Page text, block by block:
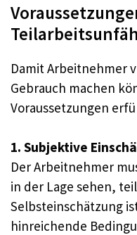
Damit Arbeitnehmer
Gebrauch machen
Voraussetzungen
1. Subjektive
Der Arbeitnehmer
in der Lage sehen,
Selbsteinschätzung
hinreichende